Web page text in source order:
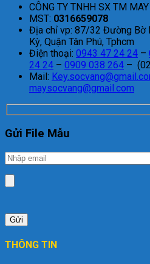
CÔNG TY TNHH SX TM
MST: 0316659078
Địa chỉ vp: 87/32 Đường Bờ
Kỳ, Quận Tân Phú, Tphcm
Điện thoại: 0943 47 24 24 –
24 24 – 0909 038 264 –
Mail:
maysocvang@gmail.com
Gửi File Mẫu
THÔNG TIN